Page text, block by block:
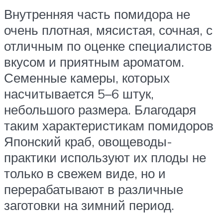
Внутренняя часть помидора не
очень плотная, мясистая, сочная, с
отличным по оценке специалистов
вкусом и приятным ароматом.
Семенные камеры, которых
насчитывается 5–6 штук,
небольшого размера. Благодаря
таким характеристикам помидоров
Японский краб, овощеводы-
практики используют их плоды не
только в свежем виде, но и
перерабатывают в различные
заготовки на зимний период.